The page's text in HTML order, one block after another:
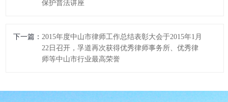
保护普法讲座
下一篇： 2015年度中山市律师工作总结表彰大会于2015年1月
22日召开，孚道再次获得优秀律师事务所、优秀律
师等中山市行业最高荣誉